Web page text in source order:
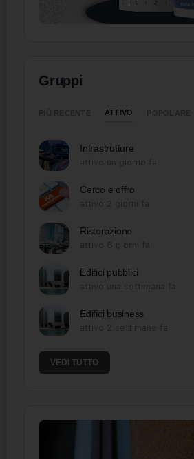
Gruppi
ATTIVO
Infrastrutture
Cerco e offro
Ristorazione
Edifici pubblici
Edifici business
VEDI TUTTO